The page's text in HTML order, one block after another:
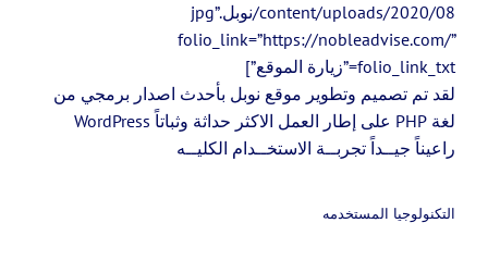
content/uploads/2020/08/نوبل.jpg”
folio_link=”https://nobleadvise.com/”
folio_link_txt=”زيارة الموقع”]
لقد تم تصميم وتطوير موقع نوبل بأحدث اصدار برمجي من
لغة PHP على إطار العمل الاكثر حداثة وثباتاً WordPress
راعيناً جيــداً تجربــة الاستخــدام الكليــه
التكنولوجيا المستخدمه